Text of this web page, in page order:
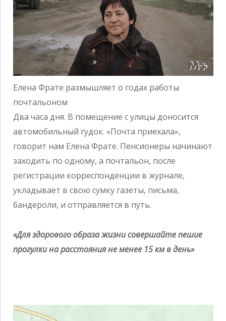
Елена Фрате размышляет о годах работы
почтальоном
Два часа дня. В помещение с улицы доносится
автомобильный гудок. «Почта приехала»,
говорит нам Елена Фрате. Пенсионеры начинают
заходить по одному, а почтальон, после
регистрации корреспонденции в журнале,
укладывает в свою сумку газеты, письма,
бандероли, и отправляется в путь.
«Для здорового образа жизни совершайте пешие
прогулки на расстояния не менее 15 км в день»